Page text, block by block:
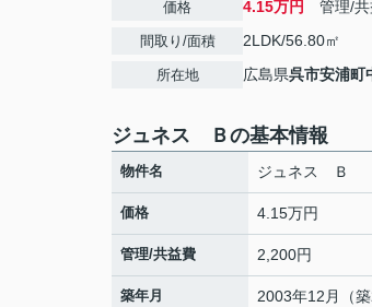
価格 4.15万円 管理/共
間取り/面積 2LDK/56.80㎡
所在地 広島県呉市安浦町
ジュネス Ｂの基本情報
物件名 ジュネス Ｂ
価格 4.15万円
管理/共益費 2,200円
築年月 2003年12月（築